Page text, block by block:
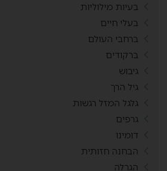
בעיות מילוליות
בעלי חיים
ברחבי העולם
ברקודים
גיבוש
גיל הרך
גלגל המזל רגשות
גרפים
דומינו
הבחנה חזותית
הגרלה